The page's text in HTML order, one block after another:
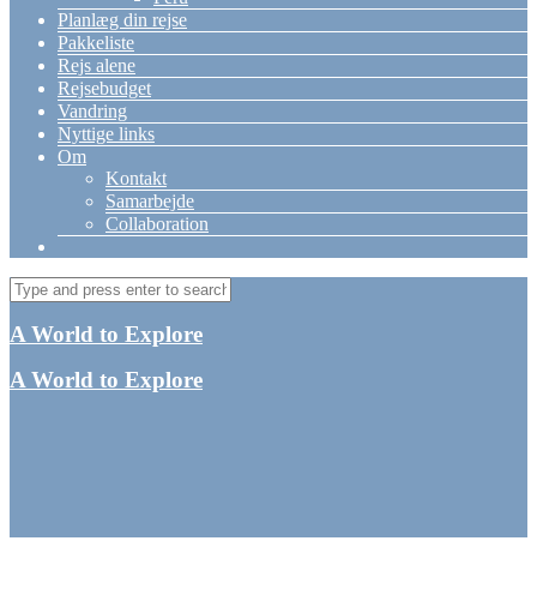
Planlæg din rejse
Pakkeliste
Rejs alene
Rejsebudget
Vandring
Nyttige links
Om
Kontakt
Samarbejde
Collaboration
A World to Explore
A World to Explore